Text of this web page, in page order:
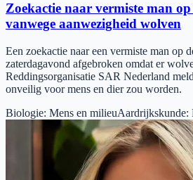
Zoekactie naar vermiste man
vanwege aanwezigheid wolven
Een zoekactie naar een vermiste man op
zaterdagavond afgebroken omdat er
Reddingsorganisatie SAR Nederland
onveilig voor mens en dier zou worden.
Biologie: Mens en milieuAardrijkskunde: